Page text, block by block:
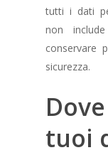
tutti i dati
non
conservare
sicurezza.
tuoi